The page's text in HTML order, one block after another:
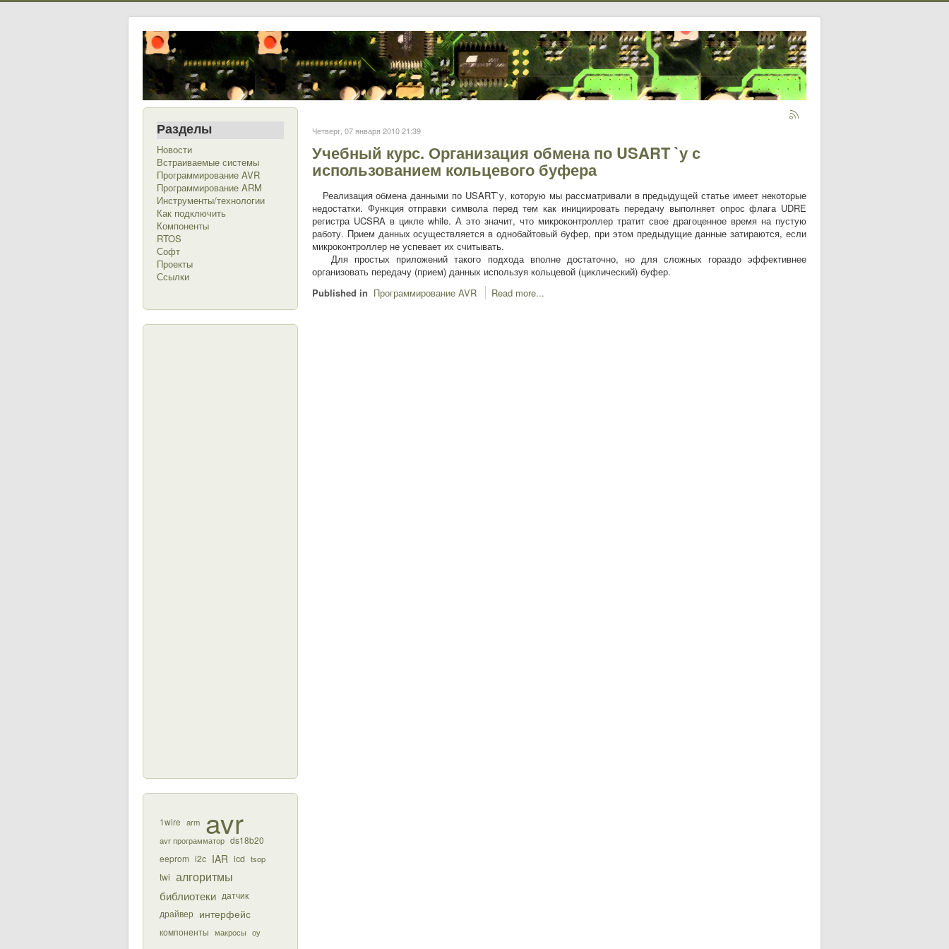
Разделы
Новости
Встраиваемые системы
Программирование AVR
Программирование ARM
Инструменты/технологии
Как подключить
Компоненты
RTOS
Софт
Проекты
Ссылки
1wire arm avr
avr программатор ds18b20
eeprom i2c IAR lcd tsop
twi алгоритмы
библиотеки датчик
драйвер интерфейс
компоненты макросы оу
Четверг, 07 января 2010 21:39
Учебный курс. Организация обмена по USART `у с
использованием кольцевого буфера
Реализация обмена данными по USART`у, которую мы рассматривали в предыдущей статье имеет некоторые
недостатки. Функция отправки символа перед тем как инициировать передачу выполняет опрос флага UDRE
регистра UCSRA в цикле while. А это значит, что микроконтроллер тратит свое драгоценное время на пустую
работу. Прием данных осуществляется в однобайтовый буфер, при этом предыдущие данные затираются, если
микроконтроллер не успевает их считывать.
Для простых приложений такого подхода вполне достаточно, но для сложных гораздо эффективнее
организовать передачу (прием) данных используя кольцевой (циклический) буфер.
Published in Программирование AVR Read more...